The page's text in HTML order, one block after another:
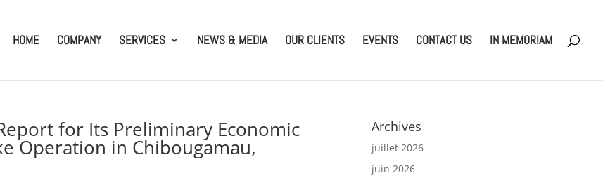
HOME COMPANY SERVICES NEWS & MEDIA OUR CLIENTS EVENTS CONTACT US IN MEMORIAM
for Its Preliminary Economic
Operation in Chibougamau,
Archives
juillet 2026
juin 2026